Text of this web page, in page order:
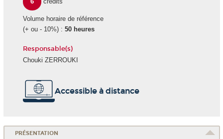
Volume horaire de référence
(+ ou - 10%) : 50 heures
Responsable(s)
Chouki ZERROUKI
Accessible à distance
PRÉSENTATION